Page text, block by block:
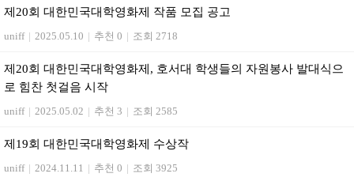
제20회 대한민국대학영화제 작품 모집 공고
uniff | 2025.05.10 | 추천 0 | 조회 2718
제20회 대한민국대학영화제, 호서대 학생들의 자원봉사 발대식으
로 힘찬 첫걸음 시작
uniff | 2025.05.02 | 추천 3 | 조회 2585
제19회 대한민국대학영화제 수상작
uniff | 2024.11.11 | 추천 0 | 조회 3925